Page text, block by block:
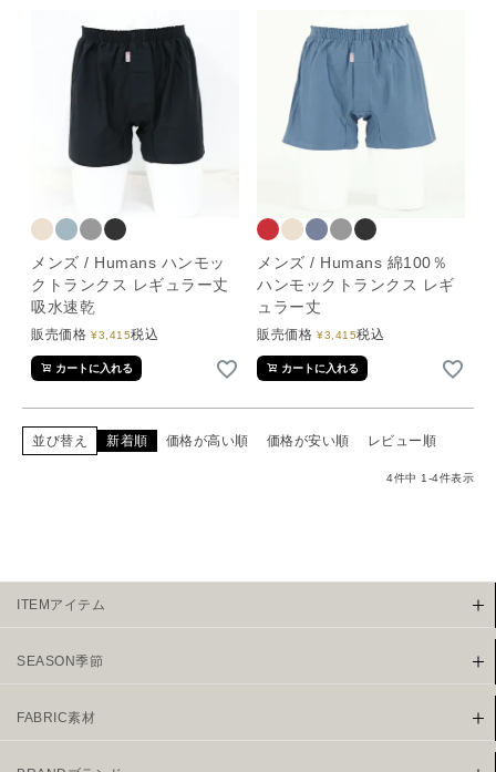
メンズ / Humans ハンモッ
クトランクス レギュラー丈
吸水速乾
販売価格 ¥3,415税込
カートに入れる
メンズ / Humans 綿100％
ハンモックトランクス レギ
ュラー丈
販売価格 ¥3,415税込
カートに入れる
並び替え 新着順 価格が高い順 価格が安い順 レビュー順
4件中 1 -4件表示
ITEMアイテム
SEASON季節
FABRIC素材